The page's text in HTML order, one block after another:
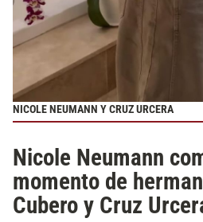
NICOLE NEUMANN Y CRUZ URCERA
Nicole Neumann
momento de
Cubero y Cruz